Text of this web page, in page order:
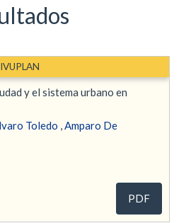
y el sistema urbano en
Toledo ,Amparo De
PDF